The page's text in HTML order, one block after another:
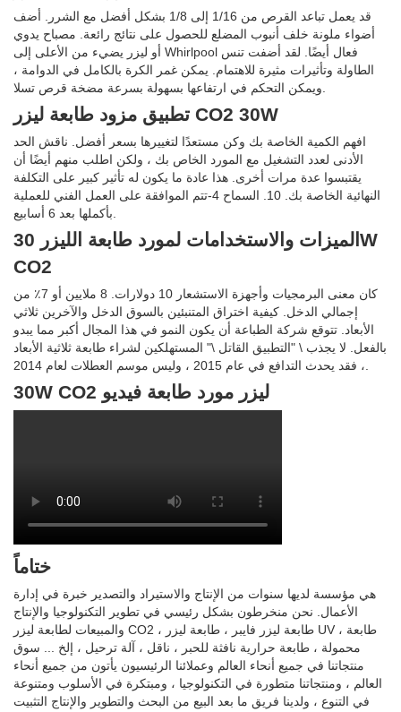
قد يعمل تباعد القرص من 1/16 إلى 1/8 بشكل أفضل مع الشرر. أضف
أضواء ملونة خلف أنبوب المضلع للحصول على نتائج رائعة. مصباح يدوي
أو ليزر يضيء من الأعلى إلى Whirlpool فعال أيضًا. لقد أضفت تنس
الطاولة وتأثيرات مثيرة للاهتمام. يمكن غمر الكرة بالكامل في الدوامة ،
تطبيق مزود طابعة ليزر CO2 30W
افهم الكمية الخاصة بك وكن مستعدًا لتغييرها بسعر أفضل. ناقش الحد
الأدنى لعدد التشغيل مع المورد الخاص بك ، ولكن اطلب منهم أيضًا أن
يقتبسوا عدة مرات أخرى. هذا عادة ما يكون له تأثير كبير على التكلفة
النهائية الخاصة بك. 10. السماح 4-تتم الموافقة على العمل الفني للعملية
الميزات والاستخدامات لمورد طابعة الليزر 30W
CO2
كان معنى البرمجيات وأجهزة الاستشعار 10 دولارات. 8 ملايين أو 7٪ من
إجمالي الدخل. كيفية اختراق المتنبئين بالسوق الدخل والآخرين ثلاثي
الأبعاد. تتوقع شركة الطباعة أن يكون النمو في هذا المجال أكبر مما يبدو
بالفعل. لا يجذب \ "التطبيق القاتل \" المستهلكين لشراء طابعة ثلاثية الأبعاد
30W CO2 ليزر مورد طابعة فيديو
ختاماً
هي مؤسسة لديها سنوات من الإنتاج والاستيراد والتصدير خبرة في إدارة
الأعمال. نحن منخرطون بشكل رئيسي في تطوير التكنولوجيا والإنتاج
والمبيعات لطابعة ليزر CO2 ، طابعة ليزر فايبر ، طابعة ليزر UV ، طابعة
محمولة ، طابعة حرارية نافثة للحبر ، ناقل ، آلة ترحيل ، إلخ ... سوق
منتجاتنا في جميع أنحاء العالم وعملائنا الرئيسيون يأتون من جميع أنحاء
العالم ، ومنتجاتنا متطورة في التكنولوجيا ، ومبتكرة في الأسلوب ومتنوعة
في التنوع ، ولدينا فريق ما بعد البيع من البحث والتطوير والإنتاج التثبيت